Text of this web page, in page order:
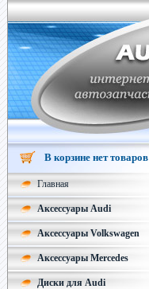
В корзине нет товаров
Главная
Аксессуары Audi
Аксессуары Volkswagen
Аксессуары Mercedes
Диски для Audi